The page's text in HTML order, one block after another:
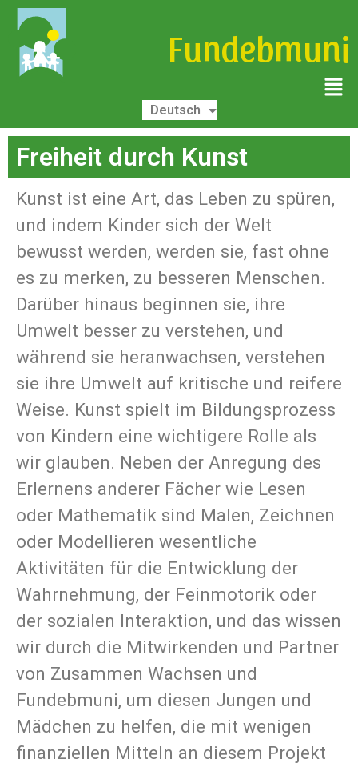
Fundebmuni
Deutsch
English
Freiheit durch Kunst
Kunst ist eine Art, das Leben zu spüren,
und indem Kinder sich der Welt
bewusst werden, werden sie, fast ohne
es zu merken, zu besseren Menschen.
Darüber hinaus beginnen sie, ihre
Umwelt besser zu verstehen, und
während sie heranwachsen, verstehen
sie ihre Umwelt auf kritische und reifere
Weise. Kunst spielt im Bildungsprozess
von Kindern eine wichtigere Rolle als
wir glauben. Neben der Anregung des
Erlernens anderer Fächer wie Lesen
oder Mathematik sind Malen, Zeichnen
oder Modellieren wesentliche
Aktivitäten für die Entwicklung der
Wahrnehmung, der Feinmotorik oder
der sozialen Interaktion, und das wissen
wir durch die Mitwirkenden und Partner
von Zusammen Wachsen und
Fundebmuni, um diesen Jungen und
Mädchen zu helfen, die mit wenigen
finanziellen Mitteln an diesem Projekt